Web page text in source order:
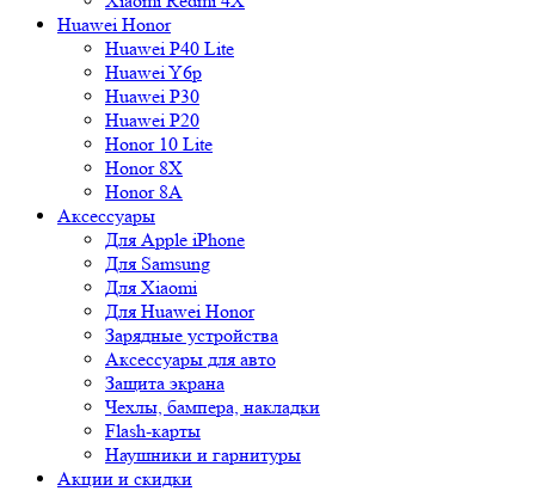
Huawei Honor
Huawei P40 Lite
Huawei Y6p
Huawei P30
Huawei P20
Honor 10 Lite
Honor 8X
Honor 8A
Аксессуары
Для Apple iPhone
Для Samsung
Для Xiaomi
Для Huawei Honor
Зарядные устройства
Аксессуары для авто
Защита экрана
Чехлы, бампера, накладки
Flash-карты
Наушники и гарнитуры
Акции и скидки